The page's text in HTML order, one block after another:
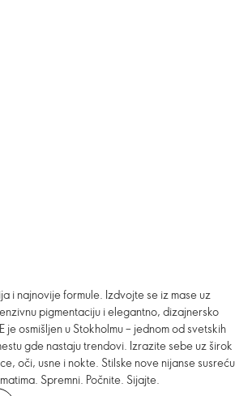
i najnovije formule. Izdvojte se iz mase uz
pigmentaciju i elegantno, dizajnersko
je osmišljen u Stokholmu – jednom od svetskih
gde nastaju trendovi. Izrazite sebe uz širok
oči, usne i nokte. Stilske nove nijanse susreću
Spremni. Počnite. Sijajte.